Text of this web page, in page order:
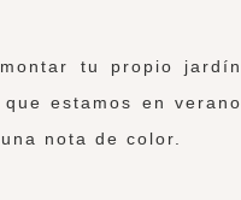
tu propio jardín
estamos en verano
nota de color.